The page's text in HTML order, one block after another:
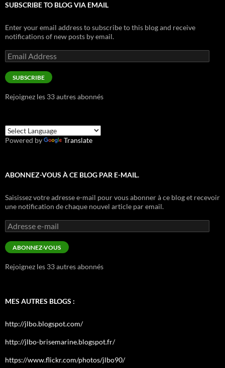
SUBSCRIBE TO BLOG VIA EMAIL
Enter your email address to subscribe to this blog and receive
notifications of new posts by email.
Email
Address
SUBSCRIBE
Rejoignez les 33 autres abonnés
Powered by Translate
ABONNEZ-VOUS À CE BLOG PAR E-MAIL.
Saisissez votre adresse e-mail pour vous abonner à ce blog et recevoir
une notification de chaque nouvel article par email.
Adresse
e-
mail
ABONNEZ-VOUS
Rejoignez les 33 autres abonnés
MES AUTRES BLOGS :
http://jlbo.blogspot.com/
http://jlbo-brisemarine.blogspot.fr/
https://www.flickr.com/photos/jlbo90/